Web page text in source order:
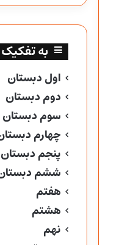
به
اول دبستان
دوم دبستان
سوم دبستان
چهارم
پنجم دبستان
ششم
هفتم
هشتم
نهم